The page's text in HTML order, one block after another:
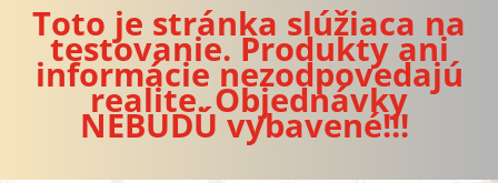
Toto je stránka slúžiaca na
testovanie. Produkty ani
informácie nezodpovedajú
realite. Objednávky
NEBUDÚ vybavené!!!